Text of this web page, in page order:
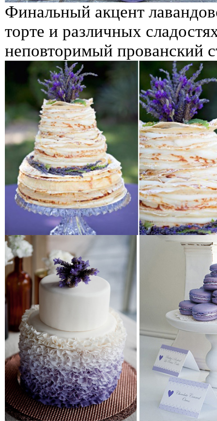
Финальный акцент
торте и различных
неповторимый прованский